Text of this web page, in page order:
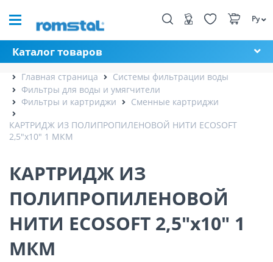
Ру
Каталог товаров
Главная страница
Системы фильтрации воды
Фильтры для воды и умягчители
Фильтры и картриджи
Сменные картриджи
КАРТРИДЖ ИЗ ПОЛИПРОПИЛЕНОВОЙ НИТИ ECOSOFT
2,5"x10" 1 МКМ
КАРТРИДЖ ИЗ
ПОЛИПРОПИЛЕНОВОЙ
НИТИ ECOSOFT 2,5"x10" 1
МКМ